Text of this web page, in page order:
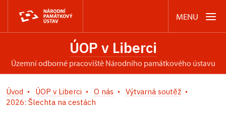
MENU
ÚOP v Liberci
územní odborné pracoviště Národního památkového ústavu
Úvod ÚOP v Liberci O nás
Výtvarná soutěž
2026: Šlechta na cestách